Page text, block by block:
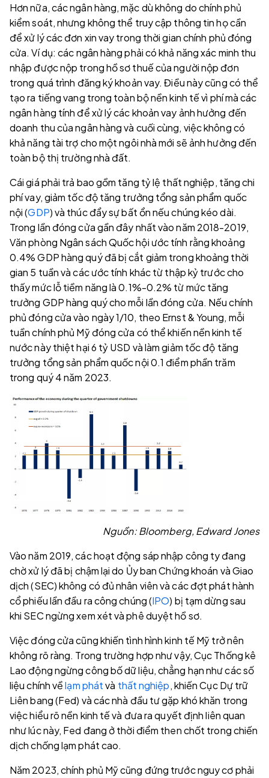
Hơn nữa, các ngân hàng, mặc dù không do chính phủ
kiểm soát, nhưng không thể truy cập thông tin họ cần
để xử lý các đơn xin vay trong thời gian chính phủ đóng
cửa. Ví dụ: các ngân hàng phải có khả năng xác minh thu
nhập được nộp trong hồ sơ thuế của người nộp đơn
trong quá trình đăng ký khoản vay. Điều này cũng có thể
tạo ra tiếng vang trong toàn bộ nền kinh tế vì phí mà các
ngân hàng tính để xử lý các khoản vay ảnh hưởng đến
doanh thu của ngân hàng và cuối cùng, việc không có
khả năng tài trợ cho một ngôi nhà mới sẽ ảnh hưởng đến
toàn bộ thị trường nhà đất.
Cái giá phải trả bao gồm tăng tỷ lệ thất nghiệp, tăng chi
phí vay, giảm tốc độ tăng trưởng tổng sản phẩm quốc
nội (GDP) và thúc đẩy sự bất ổn nếu chúng kéo dài.
Trong lần đóng cửa gần đây nhất vào năm 2018-2019,
Văn phòng Ngân sách Quốc hội ước tính rằng khoảng
0.4% GDP hàng quý đã bị cắt giảm trong khoảng thời
gian 5 tuần và các ước tính khác từ thập kỷ trước cho
thấy mức lỗ tiềm năng là 0.1%-0.2% từ mức tăng
trưởng GDP hàng quý cho mỗi lần đóng cửa. Nếu chính
phủ đóng cửa vào ngày 1/10, theo Ernst & Young, mỗi
tuần chính phủ Mỹ đóng cửa có thể khiến nền kinh tế
nước này thiệt hại 6 tỷ USD và làm giảm tốc độ tăng
trưởng tổng sản phẩm quốc nội 0.1 điểm phần trăm
trong quý 4 năm 2023.
Nguồn: Bloomberg, Edward Jones
Vào năm 2019, các hoạt động sáp nhập công ty đang
chờ xử lý đã bị chậm lại do Ủy ban Chứng khoán và Giao
dịch (SEC) không có đủ nhân viên và các đợt phát hành
cổ phiếu lần đầu ra công chúng (IPO) bị tạm dừng sau
khi SEC ngừng xem xét và phê duyệt hồ sơ.
Việc đóng cửa cũng khiến tình hình kinh tế Mỹ trở nên
không rõ ràng. Trong trường hợp như vậy, Cục Thống kê
Lao động ngừng công bố dữ liệu, chẳng hạn như các số
liệu chính vềlạm phátvà thất nghiệp, khiến Cục Dự trữ
Liên bang (Fed) và các nhà đầu tư gặp khó khăn trong
việc hiểu rõ nền kinh tế và đưa ra quyết định liên quan
như lúc này, Fed đang ở thời điểm then chốt trong chiến
dịch chống lạm phát cao.
Năm 2023, chính phủ Mỹ cũng đứng trước nguy cơ phải